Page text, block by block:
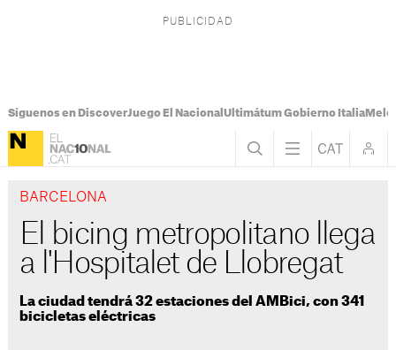
Síguenos en DiscoverJuego El Nacional Ultimátum Gobierno Italia
BARCELONA
El bicing metropolitano llega
a l'Hospitalet de Llobregat
La ciudad tendrá 32 estaciones del AMBici, con 341
bicicletas eléctricas